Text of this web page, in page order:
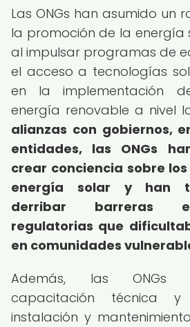
Las ONGs han asumido un
la promoción de la energía
al impulsar programas de
el acceso a tecnologías
en la implementación
energía renovable a nivel
alianzas con gobiernos,
entidades, las ONGs
crear conciencia sobre
energía solar y han
derribar barreras
regulatorias que
en comunidades
Además, las ONGs
capacitación técnica
instalación y